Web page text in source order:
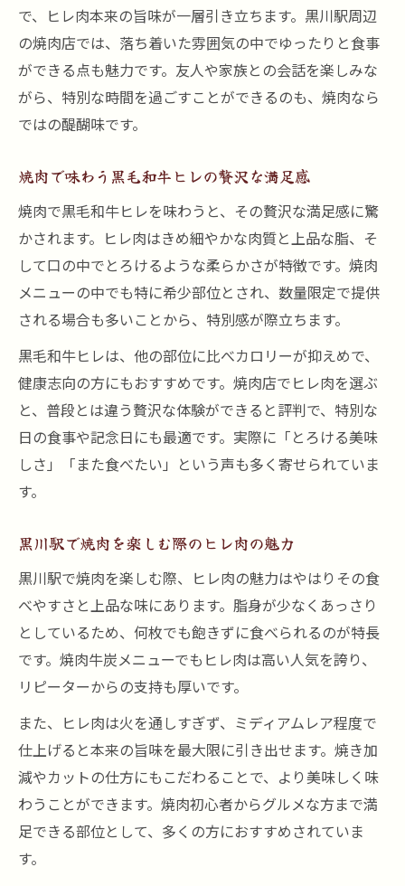
で、ヒレ肉本来の旨味が一層引き立ちます。黒川駅周辺
の焼肉店では、落ち着いた雰囲気の中でゆったりと食事
ができる点も魅力です。友人や家族との会話を楽しみな
がら、特別な時間を過ごすことができるのも、焼肉なら
ではの醍醐味です。
焼肉で味わう黒毛和牛ヒレの贅沢な満足感
焼肉で黒毛和牛ヒレを味わうと、その贅沢な満足感に驚
かされます。ヒレ肉はきめ細やかな肉質と上品な脂、そ
して口の中でとろけるような柔らかさが特徴です。焼肉
メニューの中でも特に希少部位とされ、数量限定で提供
される場合も多いことから、特別感が際立ちます。
黒毛和牛ヒレは、他の部位に比べカロリーが抑えめで、
健康志向の方にもおすすめです。焼肉店でヒレ肉を選ぶ
と、普段とは違う贅沢な体験ができると評判で、特別な
日の食事や記念日にも最適です。実際に「とろける美味
しさ」「また食べたい」という声も多く寄せられていま
す。
黒川駅で焼肉を楽しむ際のヒレ肉の魅力
黒川駅で焼肉を楽しむ際、ヒレ肉の魅力はやはりその食
べやすさと上品な味にあります。脂身が少なくあっさり
としているため、何枚でも飽きずに食べられるのが特長
です。焼肉牛炭メニューでもヒレ肉は高い人気を誇り、
リピーターからの支持も厚いです。
また、ヒレ肉は火を通しすぎず、ミディアムレア程度で
仕上げると本来の旨味を最大限に引き出せます。焼き加
減やカットの仕方にもこだわることで、より美味しく味
わうことができます。焼肉初心者からグルメな方まで満
足できる部位として、多くの方におすすめされていま
す。